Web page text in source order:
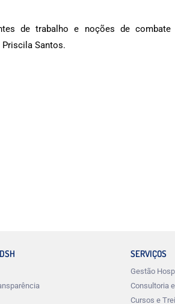
de trabalho e noções de combate
Santos.
SERVIÇOS
Gestão
Consultoria
Cursos e